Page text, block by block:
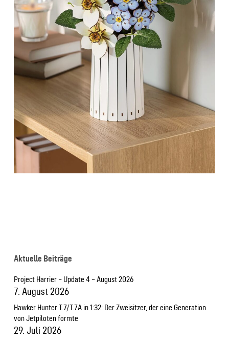
Aktuelle Beiträge
Project Harrier – Update 4 – August 2026
7. August 2026
Hawker Hunter T.7/T.7A in 1:32: Der Zweisitzer, der eine Generation
von Jetpiloten formte
29. Juli 2026